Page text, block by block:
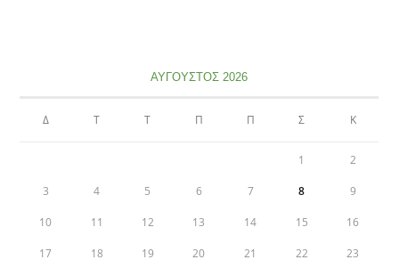
ΑΎΓΟΥΣΤΟΣ 2026
Δ Τ Τ Π Π Σ Κ
1 2
3 4 5 6 7 8 9
10 11 12 13 14 15 16
17 18 19 20 21 22 23